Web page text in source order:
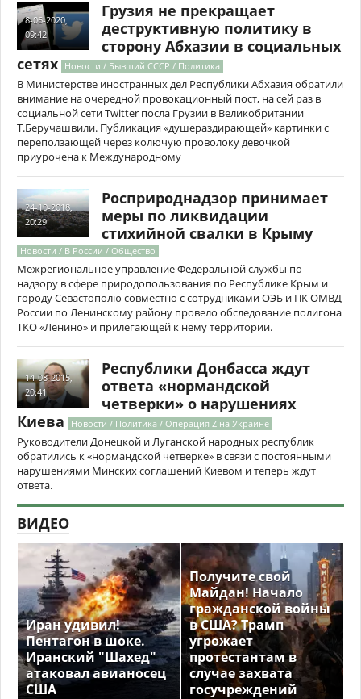
8-06-2020,
09:42
Грузия не прекращает
деструктивную политику в
сторону Абхазии в социальных
сетях Новости / Бывший СССР / Политика
В Министерстве иностранных дел Республики Абхазия обратили
внимание на очередной провокационный пост, на сей раз в
социальной сети Twitter посла Грузии в Великобритании
Т.Беручашвили. Публикация «душераздирающей» картинки с
переползающей через колючую проволоку девочкой
приурочена к Международному
24-10-2018,
20:29
Росприроднадзор принимает
меры по ликвидации
стихийной свалки в Крыму
Новости / В России / Общество
Межрегиональное управление Федеральной службы по
надзору в сфере природопользования по Республике Крым и
городу Севастополю совместно с сотрудниками ОЭБ и ПК ОМВД
России по Ленинскому району провело обследование полигона
ТКО «Ленино» и прилегающей к нему территории.
14-08-2015,
20:41
Республики Донбасса ждут
ответа «нормандской
четверки» о нарушениях
Киева
Новости / Политика / Операция Z на Украине
Руководители Донецкой и Луганской народных республик
обратились к «нормандской четверке» в связи с постоянными
нарушениями Минских соглашений Киевом и теперь ждут
ответа.
ВИДЕО
Иран удивил!
Пентагон в шоке.
Иранский "Шахед"
атаковал авианосец
США
Получите свой
Майдан! Начало
гражданской войны
в США? Трамп
угрожает
протестантам в
случае захвата
госучреждений